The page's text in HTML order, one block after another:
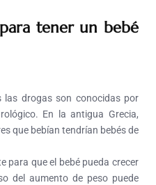
tener un bebé
las drogas son conocidas por
En la antigua Grecia,
que bebían tendrían bebés de
para que el bebé pueda crecer
del aumento de peso puede